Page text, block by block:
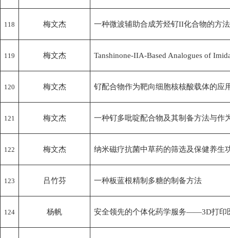
118 梅文杰 一种微波辅助合成芳烃钌II化合物的方法
119 梅文杰 Tanshinone-IIA-Based Analogues of
120 梅文杰 钌配合物作为靶向细胞核核酸载体的应
121 梅文杰 一种钌多吡啶配合物及其制备方法与作
122 梅文杰 纳米磁疗抗菌中草药的筛选及保健养生
123 吕竹芬 一种板蓝根精制多糖的制备方法
124 杨帆 安全领先的个体化药学服务——3D打印